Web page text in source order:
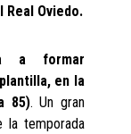
Oviedo.
a formar
en la
85). Un gran
la temporada